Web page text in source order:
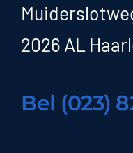
2026 AL
Bel (023)